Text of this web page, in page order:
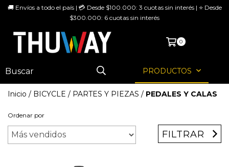
🚚 Envíos a todo el país | 💳 Desde $100.000: 3 cuotas sin interés | ⭐ Desde
$300.000: 6 cuotas sin interés
0
PRODUCTOS
Inicio / BICYCLE / PARTES Y PIEZAS / PEDALES Y CALAS
Ordenar por
FILTRAR